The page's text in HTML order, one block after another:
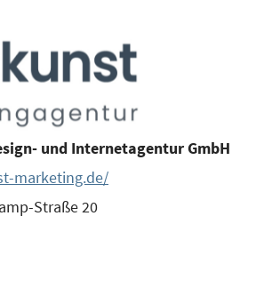
und Inter­net­agen­tur GmbH
marketing.de/
Stra­ße 20